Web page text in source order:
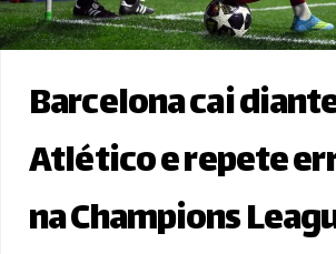
Barcelona cai
Atlético e repete
na Champions